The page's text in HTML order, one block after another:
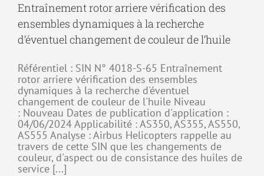
de
forêt
et
de
végétation
Entraînement rotor arriere vérification des
ensembles dynamiques à la recherche
d’éventuel changement de couleur de l’huile
Référentiel : SIN N° 4018-S-65 Entraînement
rotor arriere vérification des ensembles
dynamiques à la recherche d'éventuel
changement de couleur de l'huile Niveau
: Nouveau Dates de publication d'application :
04/06/2024 Applicabilité : AS350, AS355, AS550,
AS555 Analyse : Airbus Helicopters rappelle au
travers de cette SIN que les changements de
couleur, d'aspect ou de consistance des huiles de
service [...]